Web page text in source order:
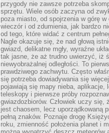
przygody nie zawsze potrzeba
sprzętu. Wiele osób zaczyna od
poza miasto, od spojrzenia w górę w
wieczór i od zdumienia, jak bardzo
od tego, które widać z centrum
Nagle okazuje się, że nad głową
gwiazd, delikatne mgły, wyraźne
tak jasne, że aż trudno uwierzyć, iż
niewyobrażalnej odległości. To
prawdziwego zachwytu. Często
się potrzeba dowiadywania się
pojawiają się mapy nieba, aplikacje,
teleskopy i pierwsze próby
gwiazdozbiorów. Człowiek uczy się,
jest chaosem, lecz uporządkowaną
pełną znaków. Poznaje drogę
roku, zmienność położenia planet i